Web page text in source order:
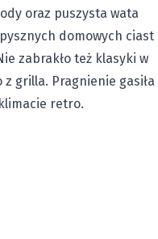
oraz puszysta wata
domowych ciast
zabrakło też klasyki w
grilla. Pragnienie gasiła
retro.